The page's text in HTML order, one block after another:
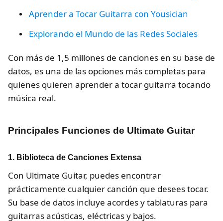
Aprender a Tocar Guitarra con Yousician
Explorando el Mundo de las Redes Sociales
Con más de 1,5 millones de canciones en su base de
datos, es una de las opciones más completas para
quienes quieren aprender a tocar guitarra tocando
música real.
Principales Funciones de Ultimate Guitar
1. Biblioteca de Canciones Extensa
Con Ultimate Guitar, puedes encontrar
prácticamente cualquier canción que desees tocar.
Su base de datos incluye acordes y tablaturas para
guitarras acústicas, eléctricas y bajos.